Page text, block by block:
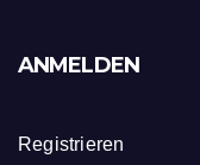
ANMELDEN
Registrieren